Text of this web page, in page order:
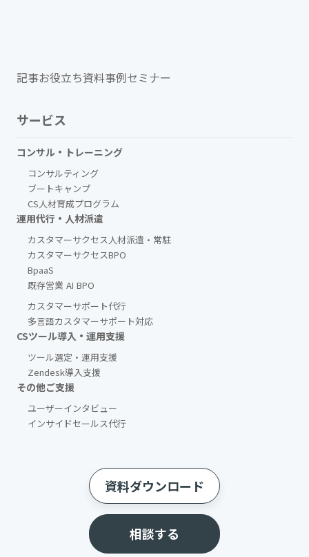
記事お役立ち資料事例セミナー
サービス
コンサル・トレーニング
コンサルティング
ブートキャンプ
CS人材育成プログラム
運用代行・人材派遣
カスタマーサクセス人材派遣・常駐
カスタマーサクセスBPO
BpaaS​
既存営業 AI BPO
カスタマーサポート代行
多言語カスタマーサポート対応
CSツール導入・運用支援
ツール選定・運用支援
Zendesk導入支援
その他ご支援​
ユーザーインタビュー
インサイドセールス代行
資料ダウンロード
相談する